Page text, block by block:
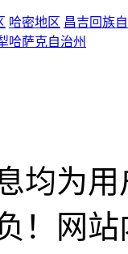
哈密地区 昌吉回族
哈萨克自治州
均为
！网